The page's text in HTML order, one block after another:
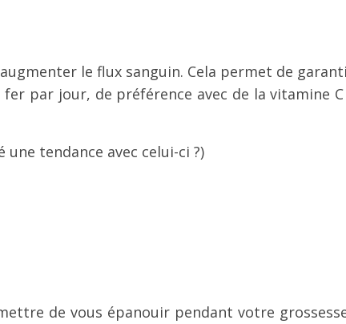
le flux sanguin. Cela permet de
par jour, de préférence avec de la vitamine
tendance avec celui-ci ?)
de vous épanouir pendant votre